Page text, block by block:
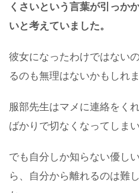
くさいという言葉が引っか
いと考えていました。
彼女になったわけではない
るのも無理はないかもしれま
服部先生はマメに連絡をく
ばかりで切なくなってしまい
でも自分しか知らない優し
ら、自分から離れるのは難